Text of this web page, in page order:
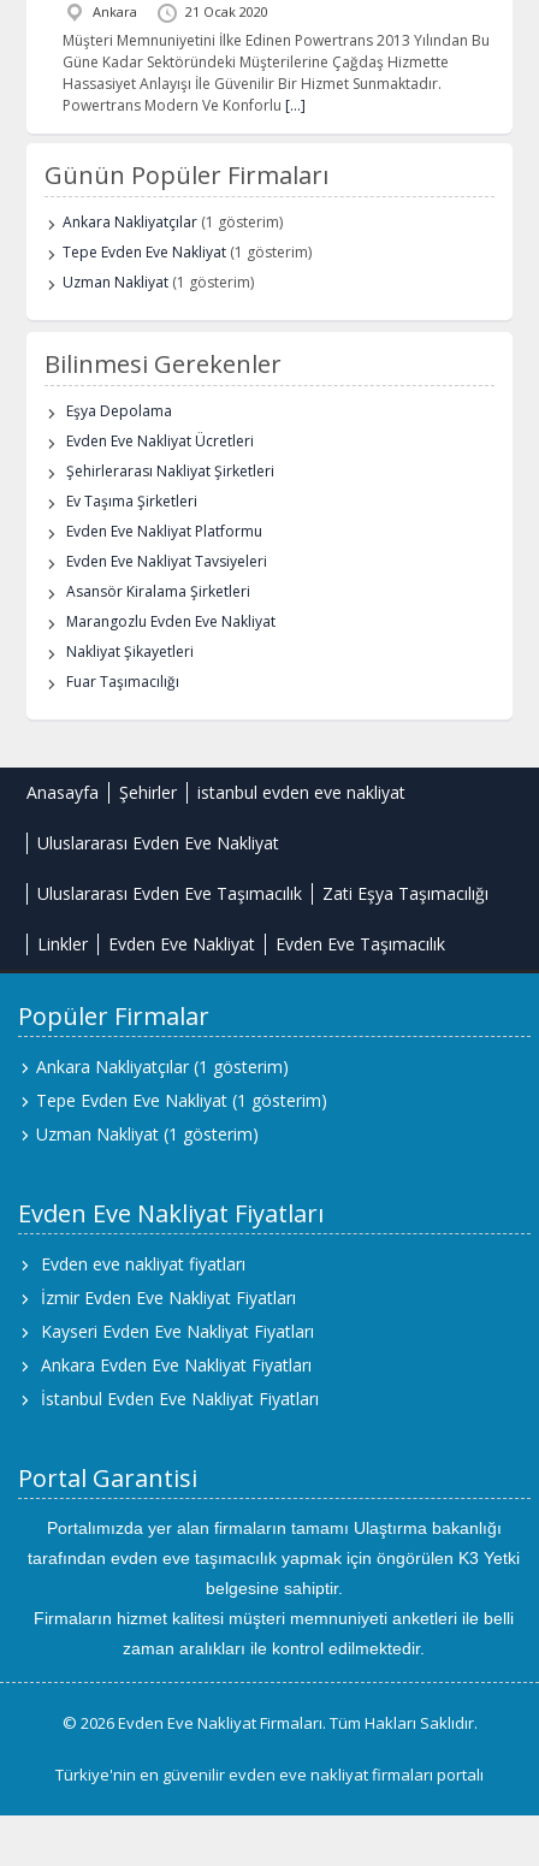
Ankara 21 Ocak 2020
Müşteri Memnuniyetini İlke Edinen Powertrans 2013 Yılından Bu
Güne Kadar Sektöründeki Müşterilerine Çağdaş Hizmette
Hassasiyet Anlayışı İle Güvenilir Bir Hizmet Sunmaktadır.
Powertrans Modern Ve Konforlu […]
Günün Popüler Firmaları
Ankara Nakliyatçılar (1 gösterim)
Tepe Evden Eve Nakliyat (1 gösterim)
Uzman Nakliyat (1 gösterim)
Bilinmesi Gerekenler
Eşya Depolama
Evden Eve Nakliyat Ücretleri
Şehirlerarası Nakliyat Şirketleri
Ev Taşıma Şirketleri
Evden Eve Nakliyat Platformu
Evden Eve Nakliyat Tavsiyeleri
Asansör Kiralama Şirketleri
Marangozlu Evden Eve Nakliyat
Nakliyat Şikayetleri
Fuar Taşımacılığı
Anasayfa Şehirler istanbul evden eve nakliyat
Uluslararası Evden Eve Nakliyat
Uluslararası Evden Eve Taşımacılık Zati Eşya Taşımacılığı
Linkler Evden Eve Nakliyat Evden Eve Taşımacılık
Popüler Firmalar
Ankara Nakliyatçılar (1 gösterim)
Tepe Evden Eve Nakliyat (1 gösterim)
Uzman Nakliyat (1 gösterim)
Evden Eve Nakliyat Fiyatları
Evden eve nakliyat fiyatları
İzmir Evden Eve Nakliyat Fiyatları
Kayseri Evden Eve Nakliyat Fiyatları
Ankara Evden Eve Nakliyat Fiyatları
İstanbul Evden Eve Nakliyat Fiyatları
Portal Garantisi
Portalımızda yer alan firmaların tamamı Ulaştırma bakanlığı
tarafından evden eve taşımacılık yapmak için öngörülen K3 Yetki
belgesine sahiptir.
Firmaların hizmet kalitesi müşteri memnuniyeti anketleri ile belli
zaman aralıkları ile kontrol edilmektedir.
© 2026 Evden Eve Nakliyat Firmaları. Tüm Hakları Saklıdır.
Türkiye'nin en güvenilir evden eve nakliyat firmaları portalı